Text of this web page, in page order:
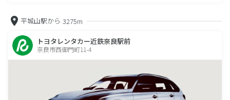
平城山駅から 3275m
トヨタレンタカー近鉄奈良駅前
奈良市西御門町11-4